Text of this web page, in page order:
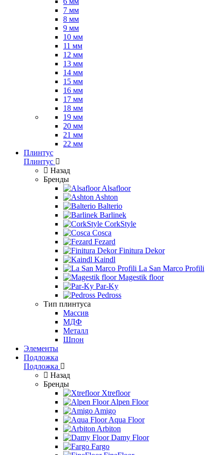
7 мм
8 мм
9 мм
10 мм
11 мм
12 мм
13 мм
14 мм
15 мм
16 мм
17 мм
18 мм
19 мм
20 мм
21 мм
22 мм
Плинтус
Плинтус
Назад
Бренды
Alsafloor
Ashton
Balterio
Barlinek
CorkStyle
Cosca
Fezard
Finitura Dekor
Kaindl
La San Marco Profili
Magestik floor
Par-Ky
Pedross
Тип плинтуса
Массив
МДФ
Металл
Шпон
Элементы
Подложка
Подложка
Назад
Бренды
Xtrefloor
Alpen Floor
Amigo
Aqua Floor
Arbiton
Damy Floor
Fargo